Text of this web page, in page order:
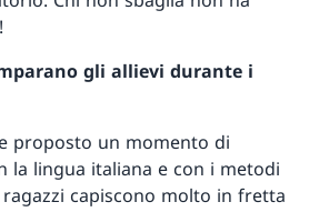
gli allievi durante i
proposto un momento di
la lingua italiana e con i metodi
capiscono molto in fretta